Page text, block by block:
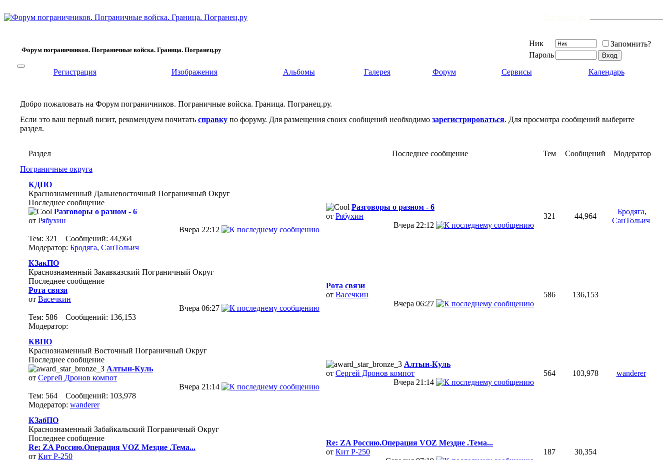
Форум пограничников. Пограничные войска. Граница. Погранец.ру
Ник
Запомнить?
Пароль
Регистрация
Изображения Альбомы Галерея Форум Сервисы Календарь
Добро пожаловать на Форум пограничников. Пограничные войска. Граница. Погранец.ру.
Если это ваш первый визит, рекомендуем почитать справку по форуму. Для размещения своих сообщений необходимо зарегистрироваться. Для просмотра сообщений выберите
раздел.
Раздел Последнее сообщение Тем Сообщений
Модератор
Пограничные округа
КДПО
Краснознаменный Дальневосточный Пограничный Округ
Последнее сообщение
Разговоры о разном - 6
от Рябухин
Вчера 22:12
Тем: 321 Сообщений: 44,964
Модератор: Бродяга, СанТольич
Разговоры о разном - 6
от Рябухин
Вчера 22:12
321 44,964
Бродяга,
СанТольич
КЗакПО
Краснознаменный Закавказский Пограничный Округ
Последнее сообщение
Рота связи
от Васечкин
Вчера 06:27
Тем: 586 Сообщений: 136,153
Модератор:
Рота связи
от Васечкин
Вчера 06:27
586 136,153
КВПО
Краснознаменный Восточный Пограничный Округ
Последнее сообщение
Алтын-Куль
от Сергей Дронов компот
Вчера 21:14
Тем: 564 Сообщений: 103,978
Модератор: wanderer
Алтын-Куль
от Сергей Дронов компот
Вчера 21:14
564 103,978 wanderer
КЗабПО
Краснознаменный Забайкальский Пограничный Округ
Последнее сообщение
Re: ZA Россию.Операция VOZ Мездие .Тема...
от Кит Р-250
Re: ZA Россию.Операция VOZ Мездие .Тема...
от Кит Р-250
187 30,354